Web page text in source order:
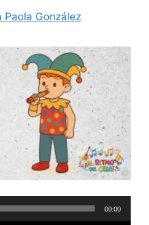
Paola González
00:00